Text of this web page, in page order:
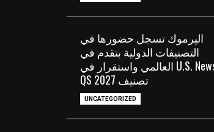
اليرموك تسجل حضورها في
التصنيفات الدولية بتقدم في
U.S. News العالمي واستقرار في
تصنيف QS 2027
UNCATEGORIZED